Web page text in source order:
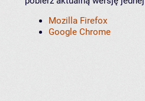
Mozilla Firefox
Google Chrome